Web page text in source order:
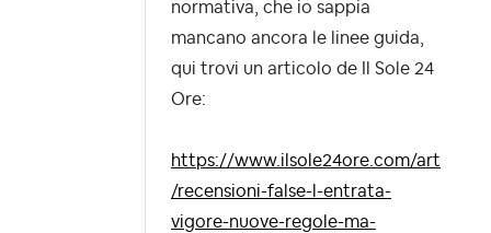
normativa, che io sappia
mancano ancora le linee guida,
qui trovi un articolo de Il Sole 24
Ore:
https://www.ilsole24ore.com/art
/recensioni-false-l-entrata-
vigore-nuove-regole-ma-